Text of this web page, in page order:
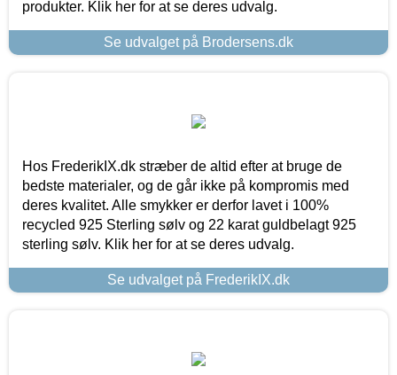
produkter. Klik her for at se deres udvalg.
Se udvalget på Brodersens.dk
Hos FrederikIX.dk stræber de altid efter at bruge de
bedste materialer, og de går ikke på kompromis med
deres kvalitet. Alle smykker er derfor lavet i 100%
recycled 925 Sterling sølv og 22 karat guldbelagt 925
sterling sølv. Klik her for at se deres udvalg.
Se udvalget på FrederikIX.dk